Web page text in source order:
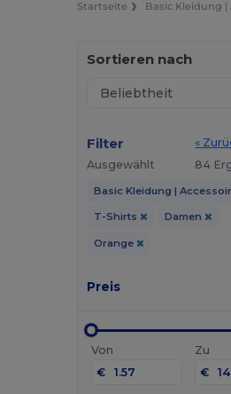
Startseite Basic Kleidung |
Sortieren nach
Filter
«
Ausgewählt
84
Basic Kleidung |
T-Shirts Damen
Orange
Preis
Von
€
Zu
€